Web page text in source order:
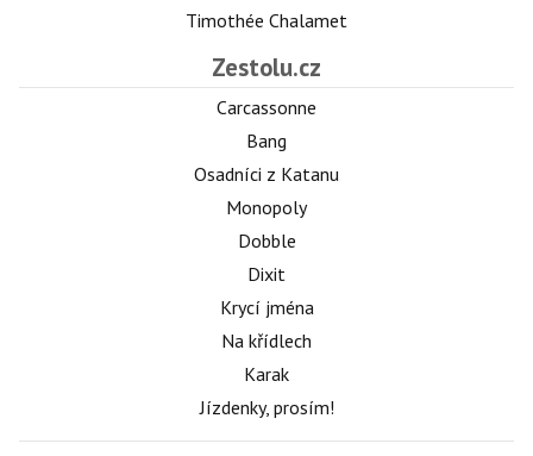
Timothée Chalamet
Zestolu.cz
Carcassonne
Bang
Osadníci z Katanu
Monopoly
Dobble
Dixit
Krycí jména
Na křídlech
Karak
Jízdenky, prosím!